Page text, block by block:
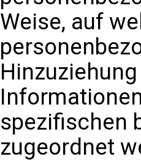
Weise, auf
spezifischen
zugeordnet